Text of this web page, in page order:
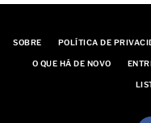
SOBRE POLÍTICA DE
O QUE HÁ DE NOVO